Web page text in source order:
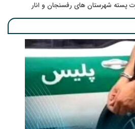
پسته شهرستان های رفسنجان و انار